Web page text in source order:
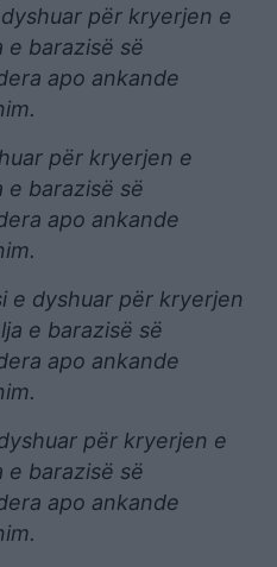
për kryerjen e
e barazisë së
apo ankande
për kryerjen e
e barazisë së
apo ankande
e dyshuar për kryerjen
e barazisë së
apo ankande
për kryerjen e
e barazisë së
apo ankande